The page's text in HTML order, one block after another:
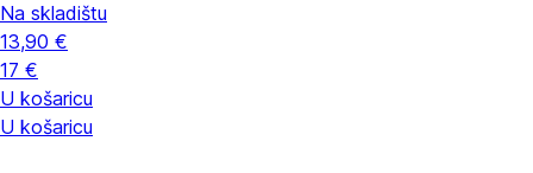
Na skladištu
13,90 €
17 €
U košaricu
U košaricu